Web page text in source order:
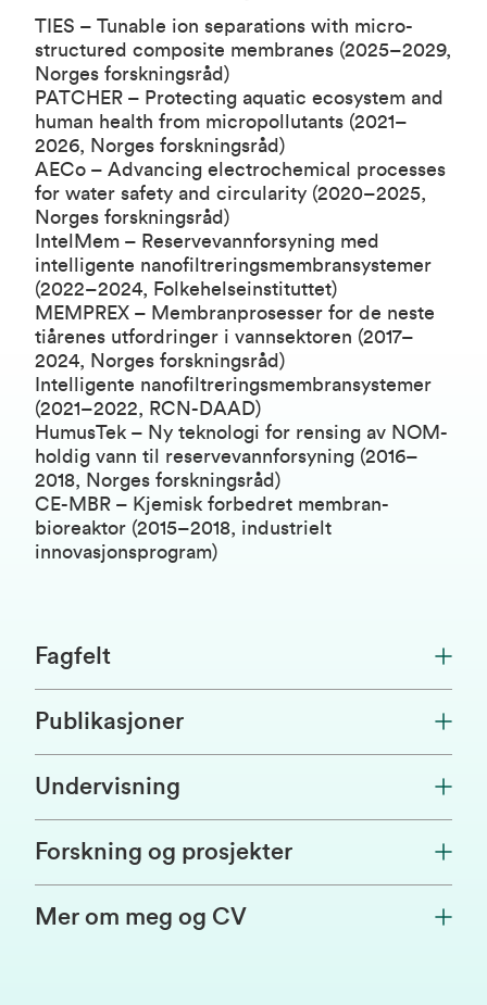
TIES – Tunable ion separations with micro-
structured composite membranes (2025–2029,
Norges forskningsråd)
PATCHER – Protecting aquatic ecosystem and
human health from micropollutants (2021–
2026, Norges forskningsråd)
AECo – Advancing electrochemical processes
for water safety and circularity (2020–2025,
Norges forskningsråd)
IntelMem – Reservevannforsyning med
intelligente nanofiltreringsmembransystemer
(2022–2024, Folkehelseinstituttet)
MEMPREX – Membranprosesser for de neste
tiårenes utfordringer i vannsektoren (2017–
2024, Norges forskningsråd)
Intelligente nanofiltreringsmembransystemer
(2021–2022, RCN-DAAD)
HumusTek – Ny teknologi for rensing av NOM-
holdig vann til reservevannforsyning (2016–
2018, Norges forskningsråd)
CE-MBR – Kjemisk forbedret membran-
bioreaktor (2015–2018, industrielt
innovasjonsprogram)
Fagfelt
Publikasjoner
Undervisning
Forskning og prosjekter
Mer om meg og CV